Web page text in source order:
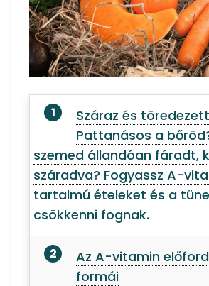
Száraz és
Pattanásos a
szemed állandóan fáradt,
száradva? Fogyassz A-
tartalmú ételeket és a
csökkenni fognak.
Az A-vitamin
formái